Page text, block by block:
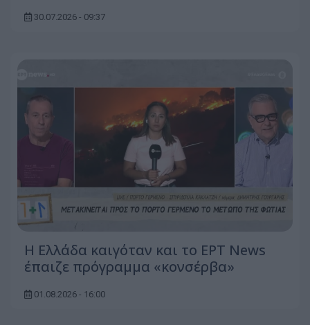
30.07.2026 - 09:37
Η Ελλάδα καιγόταν και το ΕΡΤ News
έπαιζε πρόγραμμα «κονσέρβα»
01.08.2026 - 16:00